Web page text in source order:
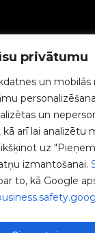
privātumu
un mobilās
un
arī lai analizētu
uz
izmantošanai.
to, kā Google